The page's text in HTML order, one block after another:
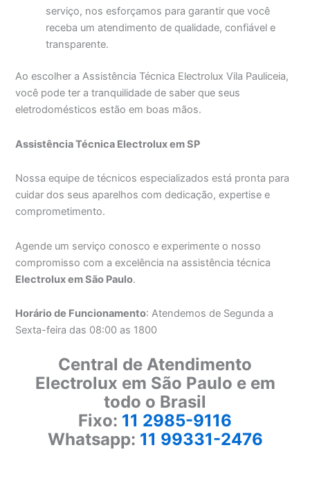
serviço, nos esforçamos para garantir que você
receba um atendimento de qualidade, confiável e
transparente.
Ao escolher a Assistência Técnica Electrolux Vila Pauliceia,
você pode ter a tranquilidade de saber que seus
eletrodomésticos estão em boas mãos.
Assistência Técnica Electrolux em SP
Nossa equipe de técnicos especializados está pronta para
cuidar dos seus aparelhos com dedicação, expertise e
comprometimento.
Agende um serviço conosco e experimente o nosso
compromisso com a excelência na assistência técnica
Electrolux em São Paulo.
Horário de Funcionamento: Atendemos de Segunda a
Sexta-feira das 08:00 as 1800
Central de Atendimento
Electrolux em São Paulo e em
todo o Brasil
Fixo: 11 2985-9116
Whatsapp: 11 99331-2476